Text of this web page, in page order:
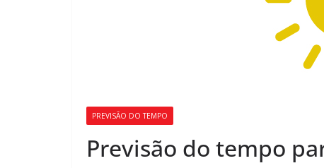
PREVISÃO DO TEMPO
Previsão do tempo